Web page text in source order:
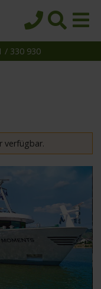
/ 330 930
verfügbar.